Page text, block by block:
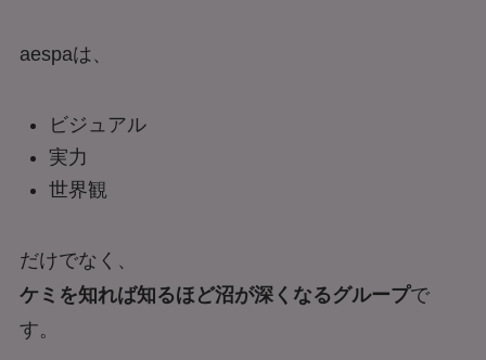
aespaは、
ビジュアル
実力
世界観
だけでなく、
ケミを知れば知るほど沼が深くなるグループで
す。